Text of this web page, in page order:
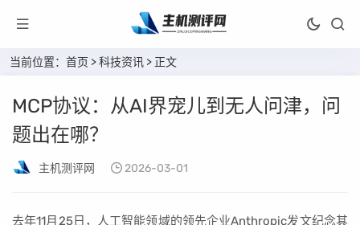
当前位置： 首页 >科技资讯 > 正文
MCP协议：从AI界宠儿到无人问津，问
题出在哪？
主机测评网 2026-03-01
去年11月25日，人工智能领域的领先企业Anthropic发文纪念其